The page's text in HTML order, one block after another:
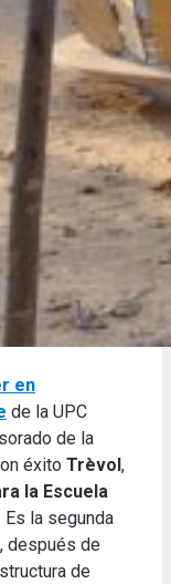
en
de la UPC
de la
éxito Trèvol ,
la Escuela
Es la segunda
después de
de